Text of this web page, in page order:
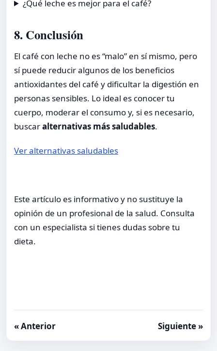
¿Qué leche es mejor para el café?
8. Conclusión
El café con leche no es “malo” en sí mismo, pero
sí puede reducir algunos de los beneficios
antioxidantes del café y dificultar la digestión en
personas sensibles. Lo ideal es conocer tu
cuerpo, moderar el consumo y, si es necesario,
buscaralternativas más saludables.
Ver alternativas saludables
Este artículo es informativo y no sustituye la
opinión de un profesional de la salud. Consulta
con un especialista si tienes dudas sobre tu
dieta.
« Anterior Siguiente »